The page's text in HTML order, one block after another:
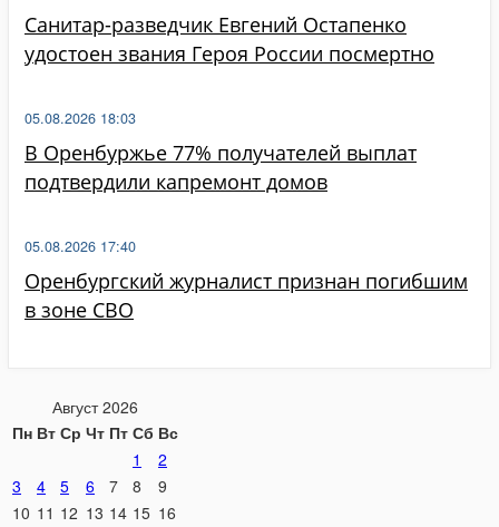
Санитар-разведчик Евгений Остапенко
удостоен звания Героя России посмертно
В Оренбуржье 77% получателей выплат
подтвердили капремонт домов
05.08.2026 18:03
Оренбургский журналист признан погибшим
в зоне СВО
05.08.2026 17:40
Август 2026
Пн Вт Ср Чт Пт Сб Вс
1
2
3
4 5 6 7 8
9
10 11 12 13 14 15 16